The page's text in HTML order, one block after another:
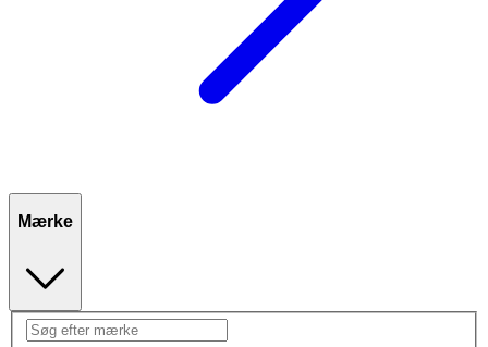
Mærke